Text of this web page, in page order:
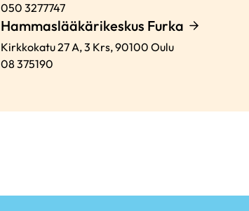
050 3277747
Hammaslääkärikeskus Furka
Kirkkokatu 27 A, 3 Krs,90100 Oulu
08 375190